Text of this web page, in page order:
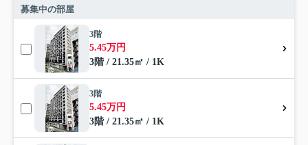
募集中の部屋
3階
5.45万円
3階 / 21.35㎡ / 1K
3階
5.45万円
3階 / 21.35㎡ / 1K